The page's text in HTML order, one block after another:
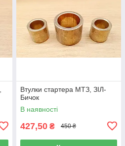
Втулки стартера МТЗ, ЗІЛ-
Бичок
В наявності
427,50 ₴ 450 ₴